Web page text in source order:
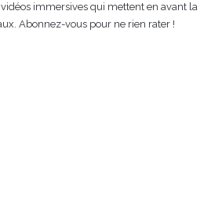
immersives qui mettent en avant la
Abonnez-vous pour ne rien rater !